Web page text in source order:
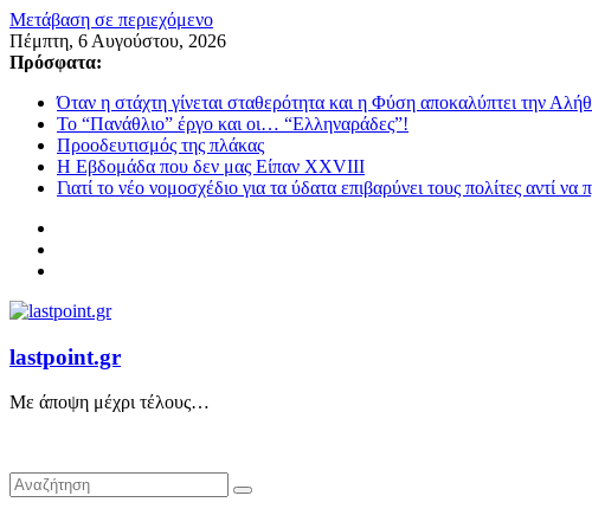
Μετάβαση σε περιεχόμενο
Πέμπτη, 6 Αυγούστου, 2026
Πρόσφατα:
Όταν η στάχτη γίνεται σταθερότητα και η Φύση αποκαλύπτει την
Το “Πανάθλιο” έργο και οι… “Ελληναράδες”!
Προοδευτισμός της πλάκας
Η Εβδομάδα που δεν μας Είπαν XXVIII
Γιατί το νέο νομοσχέδιο για τα ύδατα επιβαρύνει τους πολίτες αντί
lastpoint.gr
Με άποψη μέχρι τέλους…